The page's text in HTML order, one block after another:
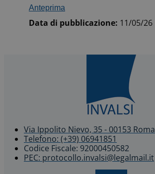
Anteprima
Data di pubblicazione: 11/05/26
Via Ippolito Nievo, 35 - 00153 Roma
Telefono: (+39) 06941851
Codice Fiscale: 92000450582
PEC: protocollo.invalsi@legalmail.it